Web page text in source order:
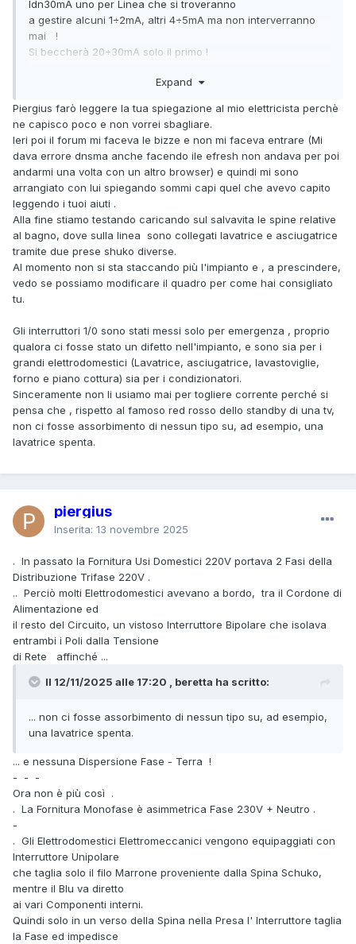
Idn30mA uno per Linea che si troveranno
a gestire alcuni 1÷2mA, altri 4÷5mA ma non interverranno
mai !
Si beccherà 20÷30mA solo il primo !
.vengono abitualmente utilizzati ?
.. Oppure fanno tappezzeria?
procedendo per tentativi si dividono le Linee fra 3
Differenziali più sensibili da Idn 10mA
ciascuno, e si prende nota di cosa succede..
Se 2 non scattano mai hai già risparmiato 2 terzi delle
attività di ricerca !
Ovviamente si approfondisce la Diagnosi su quello che
scatta .
(occhio che l' Intervento potrebbe essere causato anche
da un precedente Errore di Cablaggio,
che attualmente eluda l' unico Differenziale, i cosiddetti
e Neutro sotto un altro ) .
Ma, come già detto, se vengono lasciati H24 su " 1", i relativi
Filtri disperdono H24 !
. Non sapendo lo Strumento utilizzato:
Tester, Megaohmetro, Pinza Milliamperometrica ?
(il semplice Tester applica 3Volt in Continua,
il Misuratore di Isolamento 500V ma sempre in Continua, se
i Filtri non sono" bucati",
presente al momento, alla Frequenza di Rete 50Hz ,
(e tramite una semplice Proporzione matematica puoi
-
.. e "Cosa" è stato testato,
Forse le singole Linee una sola alla volta ?
Più precisamente, se installassi il Magnetotermico Generale
di Quadro (ora assente)
e sotto di esso 3 Differenziali o MagnetoTermiciDifferenziali
indipendenti tra loro,
Linee ciascuno,
Di gran lunga sotto la Soglia di Intervento dei Differenziali .
-
Differenziale dei Grandi Elettrodomestici,
per loro natura più " Dispersivi" .
-
E, dulcis in fundo, come per magia in caso di vero Guasto
-
Buona notte !
Expand
Piergius farò leggere la tua spiegazione al mio elettricista perchè
ne capisco poco e non vorrei sbagliare.
Ieri poi il forum mi faceva le bizze e non mi faceva entrare (Mi
dava errore dnsma anche facendo ile efresh non andava per poi
andarmi una volta con un altro browser) e quindi mi sono
arrangiato con lui spiegando sommi capi quel che avevo capito
leggendo i tuoi aiuti .
Alla fine stiamo testando caricando sul salvavita le spine relative
al bagno, dove sulla linea sono collegati lavatrice e asciugatrice
tramite due prese shuko diverse.
Al momento non si sta staccando più l'impianto e , a prescindere,
vedo se possiamo modificare il quadro per come hai consigliato
tu.
Gli interruttori 1/0 sono stati messi solo per emergenza , proprio
qualora ci fosse stato un difetto nell'impianto, e sono sia per i
grandi elettrodomestici (Lavatrice, asciugatrice, lavastoviglie,
forno e piano cottura) sia per i condizionatori.
Sinceramente non li usiamo mai per togliere corrente perché si
pensa che , rispetto al famoso red rosso dello standby di una tv,
non ci fosse assorbimento di nessun tipo su, ad esempio, una
lavatrice spenta.
piergius
Inserita: 13 novembre 2025
. In passato la Fornitura Usi Domestici 220V portava 2 Fasi della
Distribuzione Trifase 220V .
.. Perciò molti Elettrodomestici avevano a bordo, tra il Cordone di
Alimentazione ed
il resto del Circuito, un vistoso Interruttore Bipolare che isolava
entrambi i Poli dalla Tensione
di Rete affinché ...
Il 12/11/2025 alle 17:20 , beretta ha scritto:
... non ci fosse assorbimento di nessun tipo su, ad esempio,
una lavatrice spenta.
... e nessuna Dispersione Fase - Terra !
- - -
Ora non è più così .
. La Fornitura Monofase è asimmetrica Fase 230V + Neutro .
-
. Gli Elettrodomestici Elettromeccanici vengono equipaggiati con
Interruttore Unipolare
che taglia solo il filo Marrone proveniente dalla Spina Schuko,
mentre il Blu va diretto
ai vari Componenti interni.
Quindi solo in un verso della Spina nella Presa l' Interruttore taglia
la Fase ed impedisce